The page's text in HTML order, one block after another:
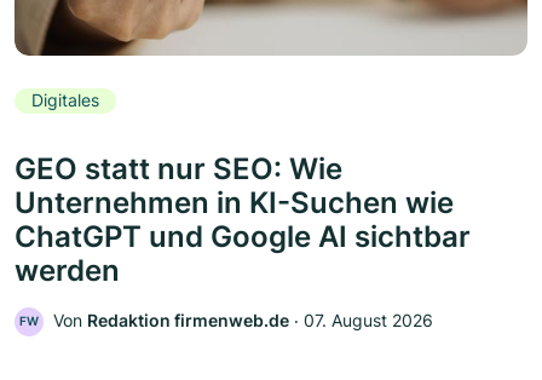
Digitales
GEO statt nur SEO: Wie
Unternehmen in KI-Suchen wie
ChatGPT und Google AI sichtbar
werden
FW Von Redaktion firmenweb.de ‧ 07. August 2026